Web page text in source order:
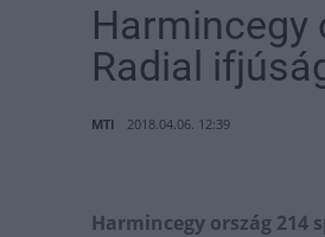
Harmincegy
Radial
MTI 2018.04.06. 12:39
Harmincegy ország